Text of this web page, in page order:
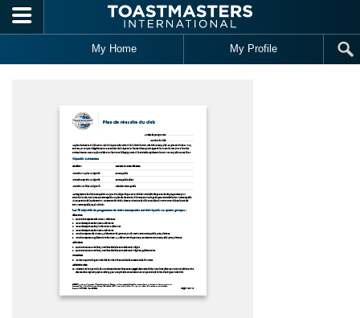
Skip to main content
My Home My Profile